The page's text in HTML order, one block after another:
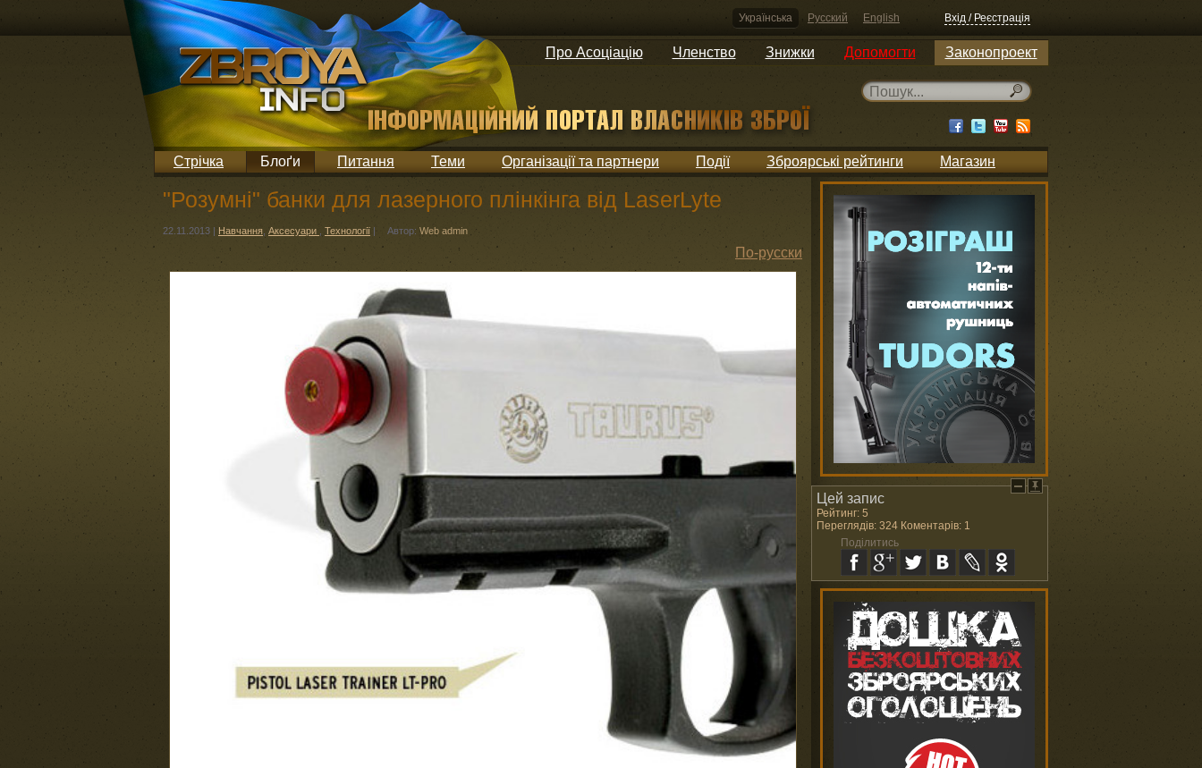
Українська Русский English Вхід / Реєстрація
Про Асоціацію Членство Знижки Допомогти Законопроект
Стрічка Блоґи Питання Теми Організації та партнери Події Зброярські рейтинги Магазин
"Розумні" банки для лазерного плінкінга від LaserLyte
22.11.2013 | Навчання Аксесуари Технології | Автор: Web admin
По-русски
Цей запис
Рейтинг: 5
Переглядів: 324 Коментарів: 1
Поділитись